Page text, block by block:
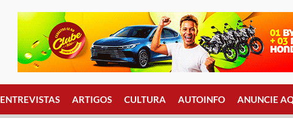
ENTREVISTAS ARTIGOS CULTURA AUTOINFO ANUNCIE